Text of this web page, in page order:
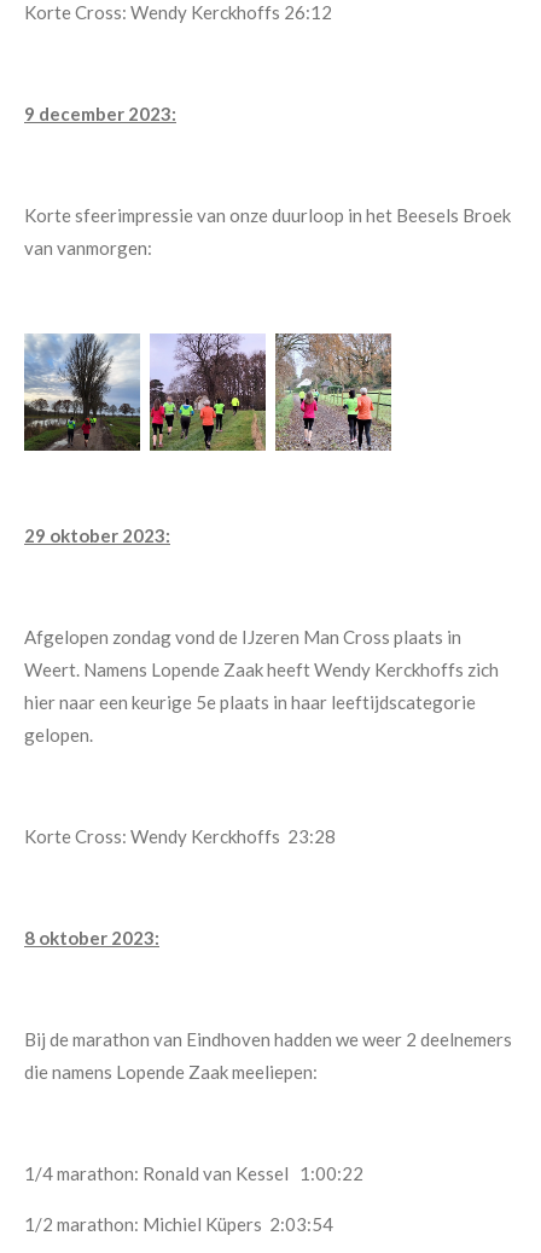
Korte Cross: Wendy Kerckhoffs 26:12
9 december 2023:
Korte sfeerimpressie van onze duurloop in het Beesels Broek
van vanmorgen:
29 oktober 2023:
Afgelopen zondag vond de IJzeren Man Cross plaats in
Weert. Namens Lopende Zaak heeft Wendy Kerckhoffs zich
hier naar een keurige 5e plaats in haar leeftijdscategorie
gelopen.
Korte Cross: Wendy Kerckhoffs 23:28
8 oktober 2023:
Bij de marathon van Eindhoven hadden we weer 2 deelnemers
die namens Lopende Zaak meeliepen:
1/4 marathon: Ronald van Kessel 1:00:22
1/2 marathon: Michiel Küpers 2:03:54